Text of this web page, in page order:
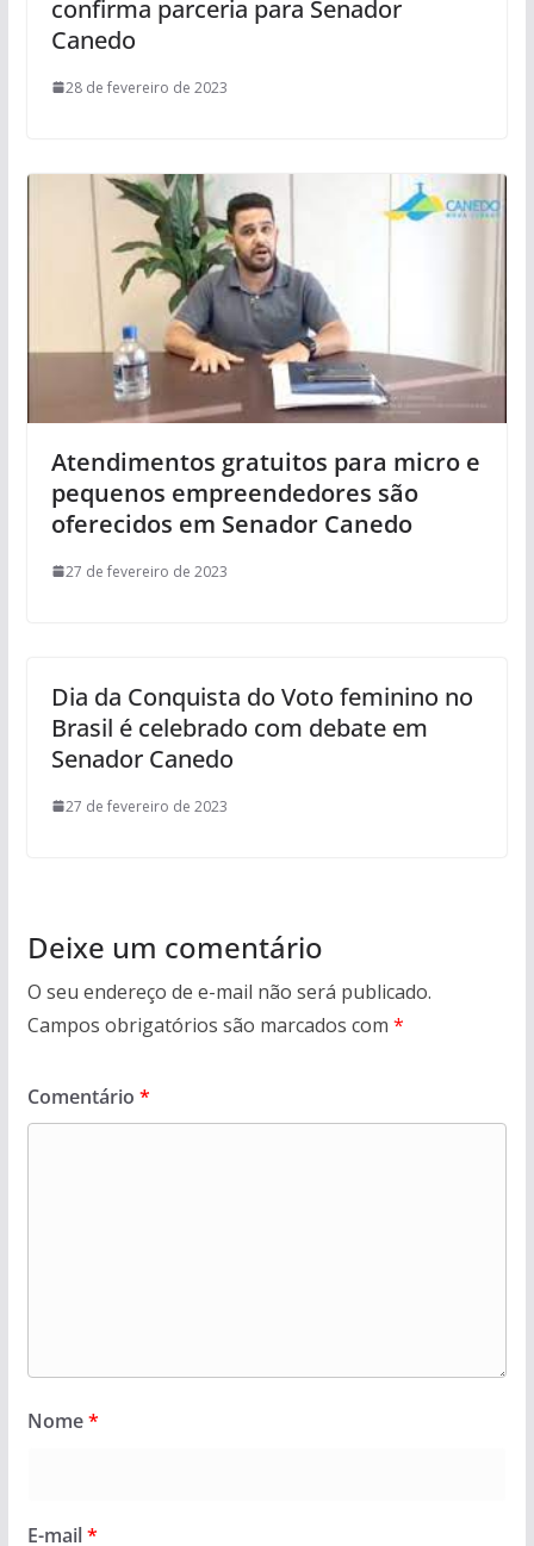
confirma parceria para Senador
Canedo
28 de fevereiro de 2023
Atendimentos gratuitos para micro e
pequenos empreendedores são
oferecidos em Senador Canedo
27 de fevereiro de 2023
Dia da Conquista do Voto feminino no
Brasil é celebrado com debate em
Senador Canedo
27 de fevereiro de 2023
Deixe um comentário
O seu endereço de e-mail não será publicado.
Campos obrigatórios são marcados com *
Comentário *
Nome*
E-mail*